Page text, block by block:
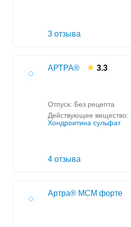
3 отзыва
АРТРА® 3.3
Отпуск: Без рецепта
Действующее вещество:
Хондроитина сульфат
4 отзыва
Артра® МСМ форте